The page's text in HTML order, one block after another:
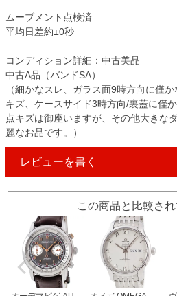
ムーブメント点検済
平均日差約±0秒
コンディション詳細：中古美品
中古A品（バンドSA）
（細かなスレ、ガラス面9時方向に僅
キズ、ケースサイド3時方向/裏蓋に僅
点キズは御座いますが、その他大きな
麗なお品です。）
レビューを書く
この商品と比較さ